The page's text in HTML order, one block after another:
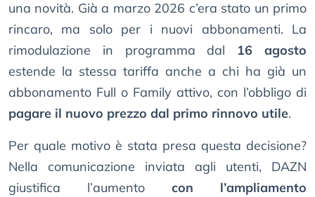
una novità. Già a marzo 2026 c’era stato un primo
rincaro, ma solo per i nuovi abbonamenti. La
rimodulazione in programma dal 16 agosto
estende la stessa tariffa anche a chi ha già un
abbonamento Full o Family attivo, con l’obbligo di
pagare il nuovo prezzo dal primo rinnovo utile.
Per quale motivo è stata presa questa decisione?
Nella comunicazione inviata agli utenti, DAZN
giustifica l’aumento con l’ampliamento